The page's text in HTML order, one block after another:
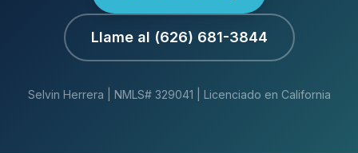
Llame al (626) 681-3844
Selvin Herrera | NMLS# 329041 | Licenciado en California